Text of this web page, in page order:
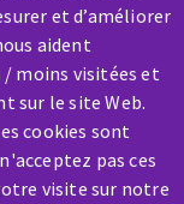
et d’améliorer
aident
moins visitées et
sur le site Web.
cookies sont
pas ces
visite sur notre